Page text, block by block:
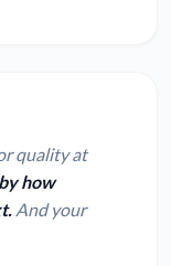
quality at
how
And your